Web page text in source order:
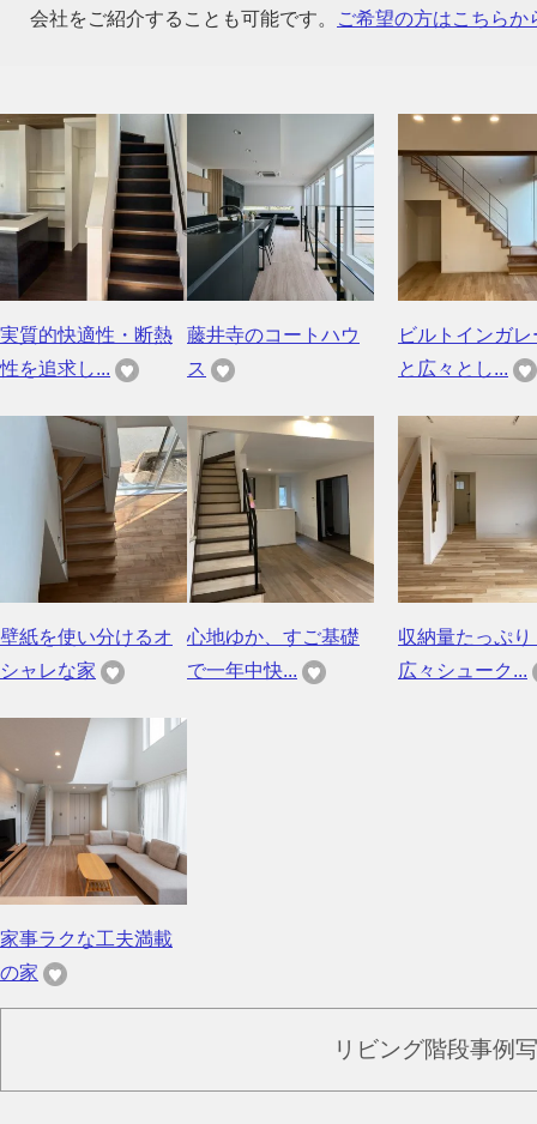
会社をご紹介することも可能です。 ご希望の方はこちらか
実質的快適性・断熱
性を追求し...
藤井寺のコートハウ
ス
ビルトインガレ
と広々とし...
壁紙を使い分けるオ
シャレな家
心地ゆか、すご基礎
で一年中快...
収納量たっぷり
広々シューク...
家事ラクな工夫満載
の家
リビング階段事例